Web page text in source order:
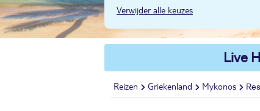
Verwijder alle keuzes
Live
Reizen Griekenland Mykonos